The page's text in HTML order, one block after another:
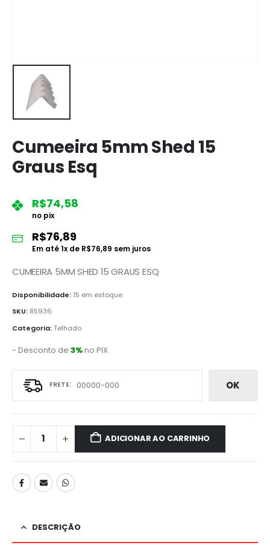
Cumeeira 5mm Shed 15
Graus Esq
R$74,58
no pix
R$76,89
Em até1x de R$76,89 sem juros
CUMEEIRA 5MM SHED 15 GRAUS ESQ
Disponibilidade: 15 em estoque
SKU: 85936
Categoria:Telhado
- Desconto de 3%no PIX
OK
ADICIONAR AO CARRINHO
DESCRIÇÃO